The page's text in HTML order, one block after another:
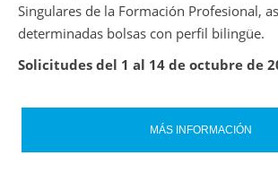
Singulares de la Formación Profesional,
determinadas bolsas con perfil bilingüe.
Solicitudes del 1 al 14 de octubre de
MÁS INFORMACIÓN